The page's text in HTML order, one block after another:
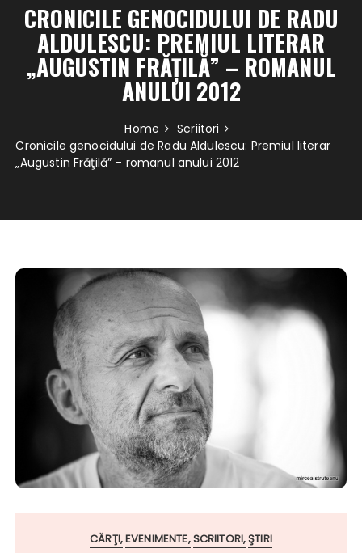
CRONICILE GENOCIDULUI DE RADU
ALDULESCU: PREMIUL LITERAR
„AUGUSTIN FRĂŢILĂ” – ROMANUL
ANULUI 2012
Home
Scriitori
Cronicile genocidului de Radu Aldulescu: Premiul literar
„Augustin Frăţilă” – romanul anului 2012
CĂRŢI EVENIMENTE SCRIITORI ŞTIRI